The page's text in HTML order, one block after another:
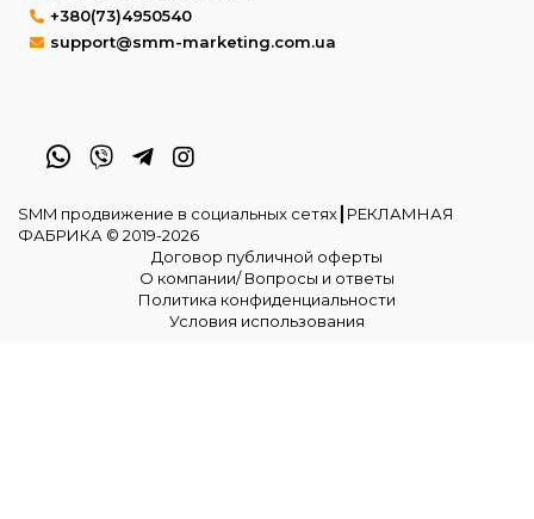
+380(73)4950540
support@smm-marketing.com.ua
SMM продвижение в социальных сетях┃РЕКЛАМНАЯ
ФАБРИКА © 2019-2026
Договор публичной оферты
О компании/ Вопросы и ответы
Политика конфиденциальности
Условия использования